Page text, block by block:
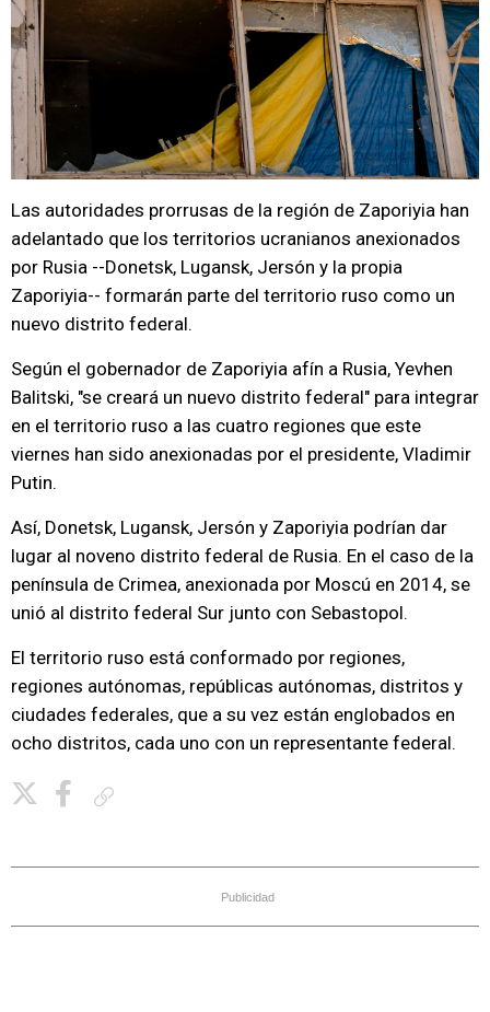
Las autoridades prorrusas de la región de Zaporiyia han
adelantado que los territorios ucranianos anexionados
por Rusia --Donetsk, Lugansk, Jersón y la propia
Zaporiyia-- formarán parte del territorio ruso como un
nuevo distrito federal.
Según el gobernador de Zaporiyia afín a Rusia, Yevhen
Balitski, "se creará un nuevo distrito federal" para integrar
en el territorio ruso a las cuatro regiones que este
viernes han sido anexionadas por el presidente, Vladimir
Putin.
Así, Donetsk, Lugansk, Jersón y Zaporiyia podrían dar
lugar al noveno distrito federal de Rusia. En el caso de la
península de Crimea, anexionada por Moscú en 2014, se
unió al distrito federal Sur junto con Sebastopol.
El territorio ruso está conformado por regiones,
regiones autónomas, repúblicas autónomas, distritos y
ciudades federales, que a su vez están englobados en
ocho distritos, cada uno con un representante federal.
Publicidad